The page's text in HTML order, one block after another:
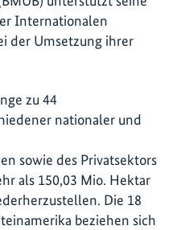
Internationalen
der Umsetzung ihrer
zu 44
nationaler und
sowie des Privatsektors
als 150,03 Mio. Hektar
Die 18
beziehen sich